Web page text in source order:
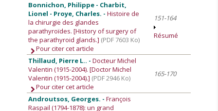
Bonnichon, Philippe - Charbit,
Lionel - Proye, Charles. -Histoire de
la chirurgie des glandes
parathyroïdes. [History of surgery of
the parathyroid glands.] (PDF 7603 Ko)
Pour citer cet article
151-164
Résumé
Thillaud, Pierre L.. -Docteur Michel
Valentin (1915-2004). [Doctor Michel
Valentin (1915-2004).] (PDF 2946 Ko)
Pour citer cet article
165-170
Androutsos, Georges. -François
Raspail (1794-1878): un grand